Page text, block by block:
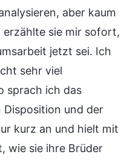
aber kaum
sie mir sofort,
jetzt sei. Ich
sehr viel
sprach ich das
und der
kurz an und hielt mit
wie sie ihre Brüder